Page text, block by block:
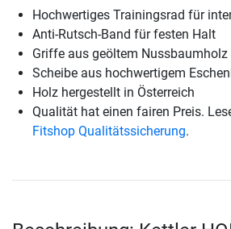
Hochwertiges Trainingsrad für
Anti-Rutsch-Band für festen Halt
Griffe aus geöltem Nussbaumholz
Scheibe aus hochwertigem
Holz hergestellt in Österreich
Qualität hat einen fairen Preis.
Fitshop Qualitätssicherung.